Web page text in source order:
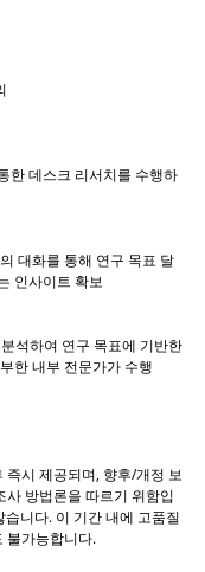
한 데스크 리서치를 수행하
대화를 통해 연구 목표 달
인사이트 확보
석하여 연구 목표에 기반한
한 내부 전문가가 수행
즉시 제공되며, 향후/개정 보
방법론을 따르기 위함입
습니다. 이 기간 내에 고품질
불가능합니다.